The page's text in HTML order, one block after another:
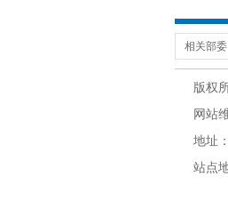
版权
网站
地址
站点